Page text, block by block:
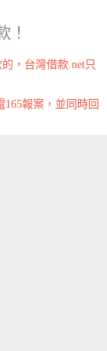
！
，台灣借款.net只
報案，並同時回